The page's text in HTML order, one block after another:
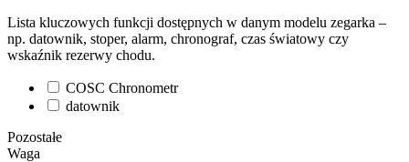
Lista kluczowych funkcji dostępnych w danym modelu zegarka –
np. datownik, stoper, alarm, chronograf, czas światowy czy
wskaźnik rezerwy chodu.
COSC Chronometr
datownik
Pozostałe
Waga